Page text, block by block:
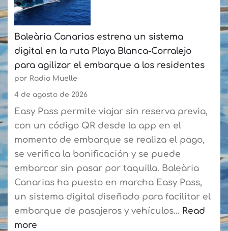
Las
Palmas
y
la
Federación
de
Vela
Latina
Canaria
de
Botes
consolidan
su
curso
de
verano
Baleària Canarias estrena un sistema
digital en la ruta Playa Blanca-Corralejo
para agilizar el embarque a los residentes
por Radio Muelle
4 de agosto de 2026
Easy Pass permite viajar sin reserva previa,
con un código QR desde la app en el
momento de embarque se realiza el pago,
se verifica la bonificación y se puede
embarcar sin pasar por taquilla. Baleària
Canarias ha puesto en marcha Easy Pass,
un sistema digital diseñado para facilitar el
embarque de pasajeros y vehículos… Read
more